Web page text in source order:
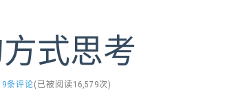
式思考
9条评论(已被阅读16,579次)